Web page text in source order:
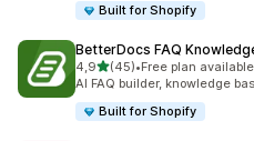
Built for Shopify
BetterDocs FAQ
4,9/ 5 tähteä
(45)
45 arvostelua yhteensä
•Free plan available
AI FAQ builder, knowledge
Built for Shopify